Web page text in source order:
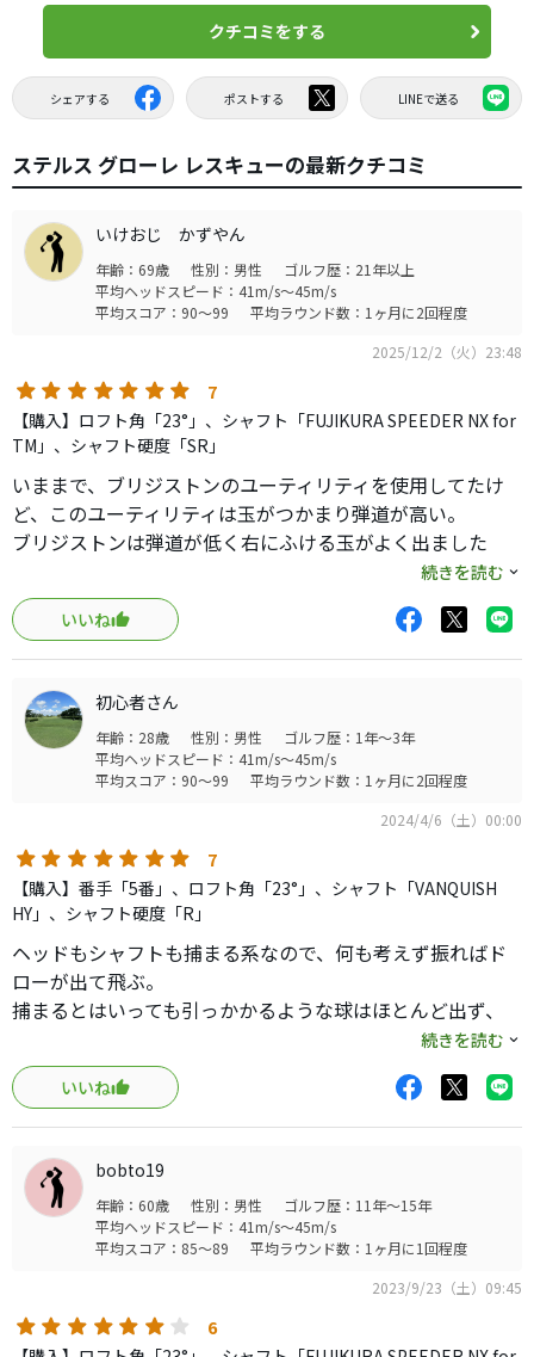
クチコミをする
シェアする ポストする LINEで送る
ステルス グローレ レスキューの最新クチコミ
いけおじ かずやん
年齢：69歳 性別：男性
ゴルフ歴：21年以上
平均ヘッドスピード：41m/s～45m/s
平均スコア：90～99
平均ラウンド数：1ヶ月に2回程度
2025/12/2（火）23:48
7
【購入】ロフト角「23°」、シャフト「FUJIKURA SPEEDER NX for
TM」、シャフト硬度「SR」
いままで、ブリジストンのユーティリティを使用してたけ
ど、このユーティリティは玉がつかまり弾道が高い。
ブリジストンは弾道が低く右にふける玉がよく出ました
僕には合ってます。
続きを読む
いいね
初心者さん
年齢：28歳 性別：男性
ゴルフ歴：1年～3年
平均ヘッドスピード：41m/s～45m/s
平均スコア：90～99
平均ラウンド数：1ヶ月に2回程度
2024/4/6（土）00:00
7
【購入】番手「5番」、ロフト角「23°」、シャフト「VANQUISH
HY」、シャフト硬度「R」
ヘッドもシャフトも捕まる系なので、何も考えず振ればド
ローが出て飛ぶ。
捕まるとはいっても引っかかるような球はほとんど出ず、
ストレート〜ちょいドローくらいで方向安定性は非常に高
い。
大きすぎず小さすぎずのヘッドも構えやすい。
スピンもそこそこ入るので、グリーンを狙っていけるUTだ
と思います。
打感は柔らかめだがしっかり芯を感じれる。打音もバシュ
っと乾いたような音なのが好印象。
飛距離もそこそこ出て180〜190ヤードくらい飛ぶ。※シャ
弾が上がるので、ロングアイアンの代わりとして問題なく
使える。パー3やミドルのセカンドショットで活躍しそうで
続きを読む
いいね
bobto19
年齢：60歳 性別：男性
ゴルフ歴：11年～15年
平均ヘッドスピード：41m/s～45m/s
平均スコア：85～89
平均ラウンド数：1ヶ月に1回程度
2023/9/23（土）09:45
6